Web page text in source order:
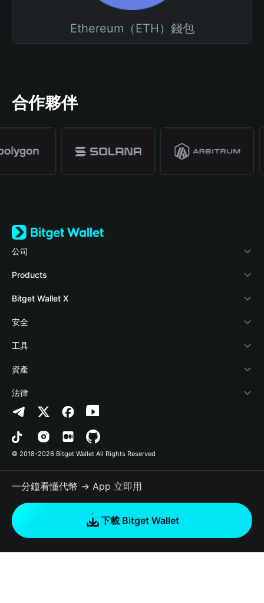
Ethereum（ETH）錢包
合作夥伴
公司
關於 Bitget Wallet
部落格
學院
加密資訊
幫助中心
‌聯繫我們
品牌資源
工作機會
Products
Crypto Card
Stablecoin Earn
Payfi Crypto
Crypto Swap API
Altcoin Season Index
Prediction Markets
DApp
RWA
如何購買加密貨幣
Bitget Wallet X
開發者文件
連接錢包
Bitget Wallet Pay
合作上架
安全
風險保障基金
安全防護技術
工具
快捷買幣
授權檢測
合約檢測
批次轉帳
資產
Arbitrum
Avalanche
Bitcoin
Polygon
法律
隱私協議
用戶使用協議
© 2018-2026 Bitget Wallet All Rights Reserved
一分鐘看懂代幣 → App 立即用
下載 Bitget Wallet